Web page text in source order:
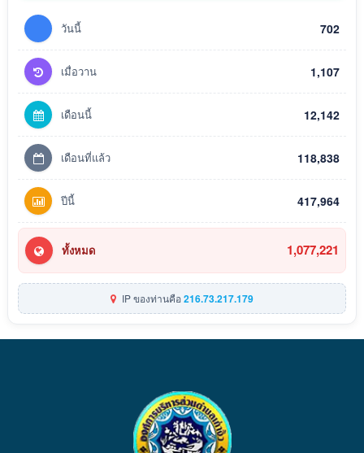
วันนี้ 702
เมื่อวาน 1,107
เดือนนี้ 12,142
เดือนที่แล้ว 118,838
ปีนี้ 417,964
ทั้งหมด 1,077,221
IP ของท่านคือ216.73.217.179